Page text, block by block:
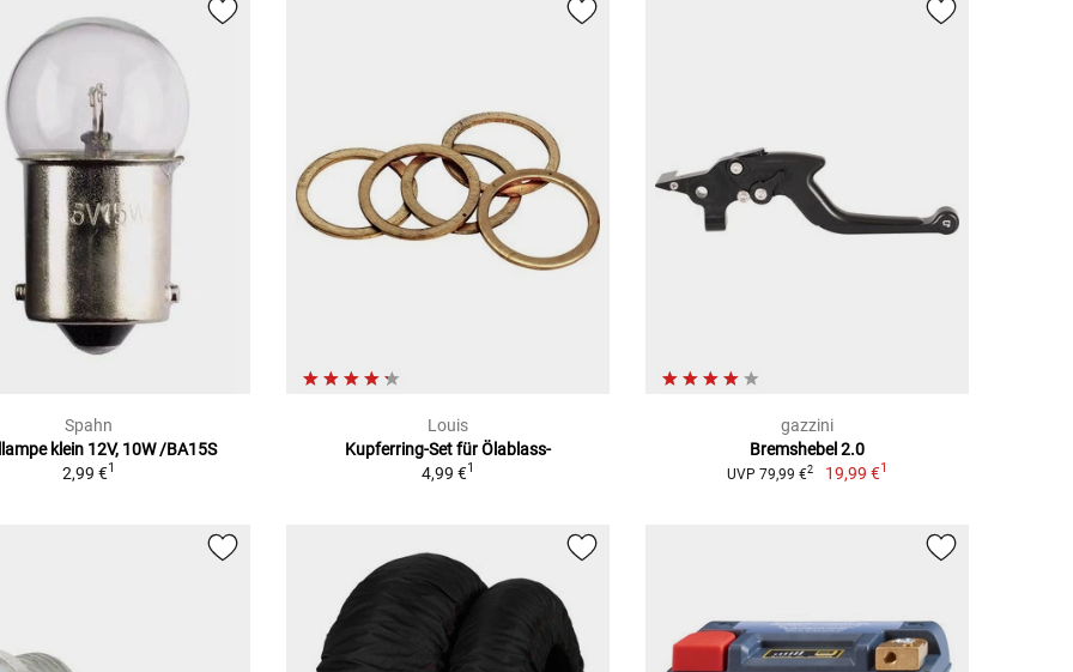
Spahn
klein 12V, 10W /BA15S
2,99 €1
Louis
Kupferring-Set für Ölablass-
4,99 €1
gazzini
Bremshebel 2.0
UVP 79,99 €2 19,99 €1